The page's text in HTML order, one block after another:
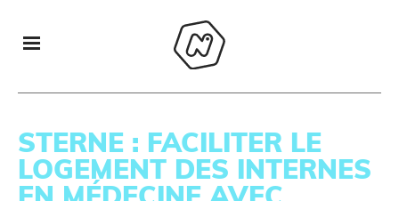
STERNE : FACILITER LE
LOGEMENT DES INTERNES